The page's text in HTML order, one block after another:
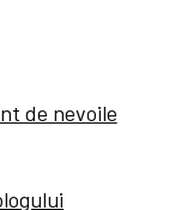
de nevoile